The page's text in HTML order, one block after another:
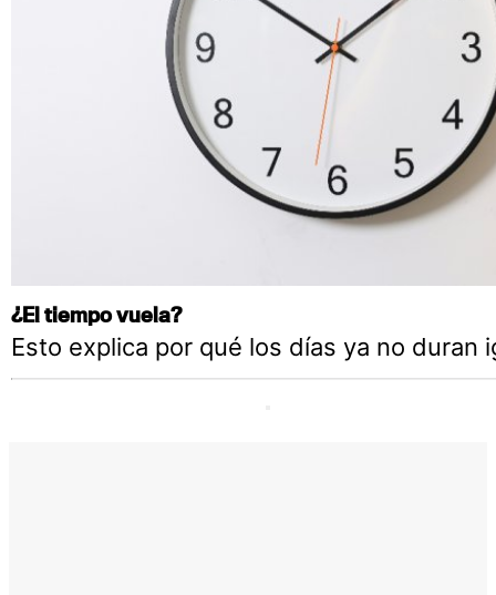
¿El tiempo vuela?
Esto explica por qué los días ya no duran